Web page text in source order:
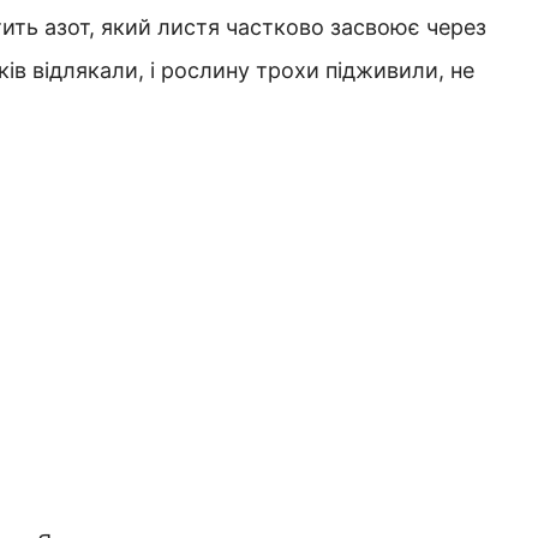
азот, який листя частково засвоює через
відлякали, і рослину трохи підживили, не